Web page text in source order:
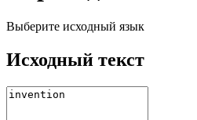
Выберите исходный язык
Исходный текст